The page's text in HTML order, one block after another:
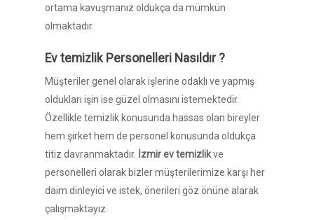
ortama kavuşmanız oldukça da mümkün
olmaktadır.
Ev temizlik Personelleri Nasıldır ?
Müşteriler genel olarak işlerine odaklı ve yapmış
oldukları işin ise güzel olmasını istemektedir.
Özellikle temizlik konusunda hassas olan bireyler
hem şirket hem de personel konusunda oldukça
titiz davranmaktadır. İzmirev temizlikve
personelleri olarak bizler müşterilerimize karşı her
daim dinleyici ve istek, önerileri göz önüne alarak
çalışmaktayız.